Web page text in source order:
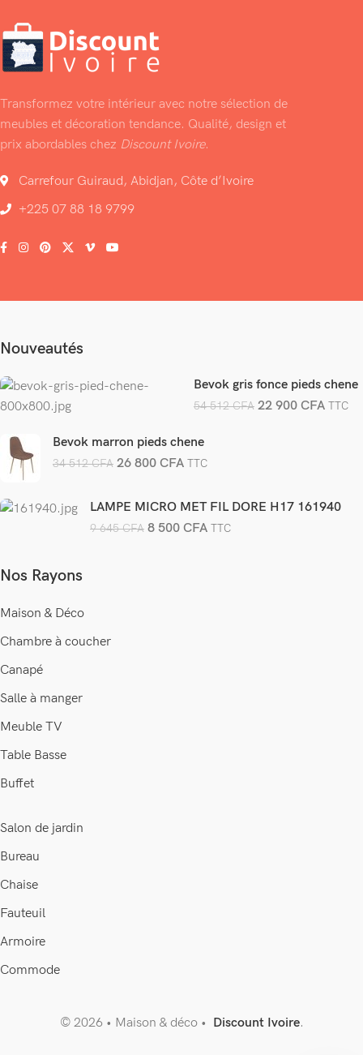
Transformez votre intérieur avec notre sélection de
meubles et décoration tendance. Qualité, design et
prix abordables chez Discount Ivoire.
Carrefour Guiraud, Abidjan, Côte d’Ivoire
+225 07 88 18 9799
Nouveautés
Bevok gris fonce pieds chene
54 512CFA 22 900 CFA TTC
Bevok marron pieds chene
34 512CFA 26 800CFA TTC
LAMPE MICRO MET FIL DORE H17 161940
9 645CFA 8 500CFA TTC
Nos Rayons
Maison & Déco
Chambre à coucher
Canapé
Salle à manger
Meuble TV
Table Basse
Buffet
Salon de jardin
Bureau
Chaise
Fauteuil
Armoire
Commode
© 2026 • Maison & déco • Discount Ivoire.